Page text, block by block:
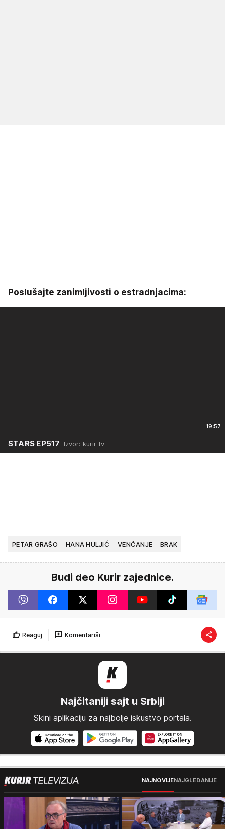
Poslušajte zanimljivosti o estradnjacima:
19:57
STARS EP517 Izvor: kurir tv
PETAR GRAŠO HANA HULJIĆ VENČANJE BRAK
Budi deo Kurir zajednice.
Reaguj Komentariši
Najčitaniji sajt u Srbiji
Skini aplikaciju za najbolje iskustvo portala.
NAJNOVIJENAJGLEDANIJE